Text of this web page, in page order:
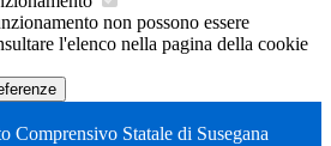
non possono essere
l'elenco nella pagina della cookie
Comprensivo Statale di Susegana